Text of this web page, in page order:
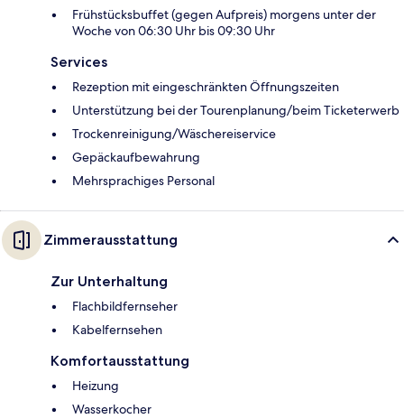
Frühstücksbuffet (gegen Aufpreis) morgens unter der
Woche von 06:30 Uhr bis 09:30 Uhr
Services
Rezeption mit eingeschränkten Öffnungszeiten
Unterstützung bei der Tourenplanung/beim Ticketerwerb
Trockenreinigung/Wäschereiservice
Gepäckaufbewahrung
Mehrsprachiges Personal
Zimmerausstattung
Zur Unterhaltung
Flachbildfernseher
Kabelfernsehen
Komfortausstattung
Heizung
Wasserkocher